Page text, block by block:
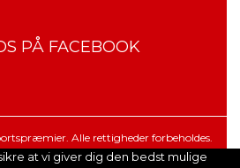
PÅ FACEBOOK
Alle rettigheder forbeholdes.
at vi giver dig den bedst mulige